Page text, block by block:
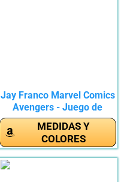
Jay Franco Marvel Comics
Avengers - Juego de
ropa...
MEDIDAS Y
COLORES